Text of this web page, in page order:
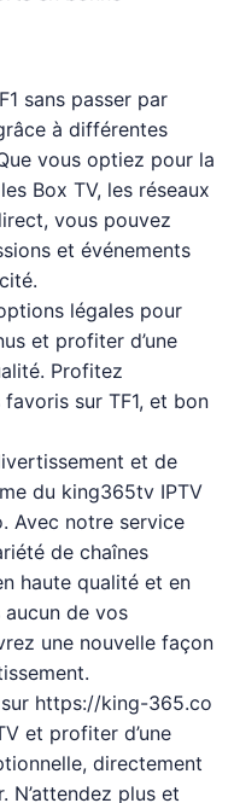
sans passer par
à différentes
vous optiez pour la
Box TV, les réseaux
vous pouvez
et événements
légales pour
et profiter d’une
Profitez
sur TF1, et bon
et de
du king365tv IPTV
. Avec notre service
de chaînes
haute qualité et en
de vos
une nouvelle façon
https://king-365.co
et profiter d’une
directement
plus et